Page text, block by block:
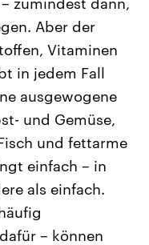
USA
Hintergründe
gehören die Vereinigten
den mächtigsten Ländern
mit großem Einfluss auf
aktuelle Weltgeschehen.
Aber der
Vitaminen
in jedem Fall
ausgewogene
und Gemüse,
und fettarme
einfach – in
als einfach.
– können